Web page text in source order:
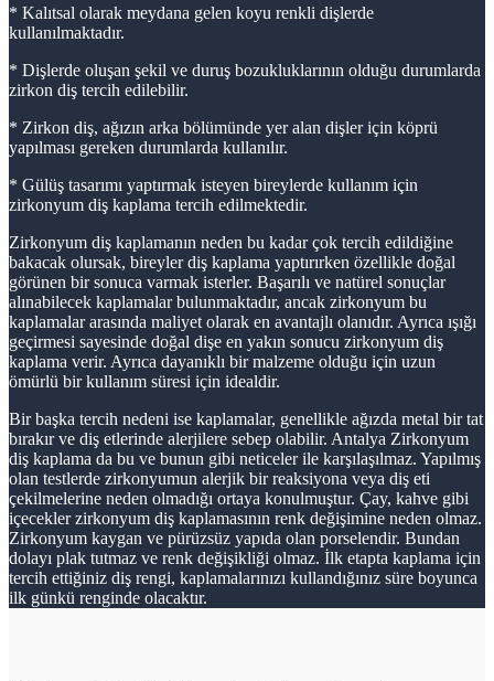
* Kalıtsal olarak meydana gelen koyu renkli dişlerde
kullanılmaktadır.
* Dişlerde oluşan şekil ve duruş bozukluklarının olduğu durumlarda
zirkon diş tercih edilebilir.
* Zirkon diş, ağızın arka bölümünde yer alan dişler için köprü
yapılması gereken durumlarda kullanılır.
* Gülüş tasarımı yaptırmak isteyen bireylerde kullanım için
zirkonyum diş kaplama tercih edilmektedir.
Zirkonyum diş kaplamanın neden bu kadar çok tercih edildiğine
bakacak olursak, bireyler diş kaplama yaptırırken özellikle doğal
görünen bir sonuca varmak isterler. Başarılı ve natürel sonuçlar
alınabilecek kaplamalar bulunmaktadır, ancak zirkonyum bu
kaplamalar arasında maliyet olarak en avantajlı olanıdır. Ayrıca ışığı
geçirmesi sayesinde doğal dişe en yakın sonucu zirkonyum diş
kaplama verir. Ayrıca dayanıklı bir malzeme olduğu için uzun
ömürlü bir kullanım süresi için idealdir.
Bir başka tercih nedeni ise kaplamalar, genellikle ağızda metal bir tat
bırakır ve diş etlerinde alerjilere sebep olabilir. Antalya Zirkonyum
diş kaplama da bu ve bunun gibi neticeler ile karşılaşılmaz. Yapılmış
olan testlerde zirkonyumun alerjik bir reaksiyona veya diş eti
çekilmelerine neden olmadığı ortaya konulmuştur. Çay, kahve gibi
içecekler zirkonyum diş kaplamasının renk değişimine neden olmaz.
Zirkonyum kaygan ve pürüzsüz yapıda olan porselendir. Bundan
dolayı plak tutmaz ve renk değişikliği olmaz. İlk etapta kaplama için
tercih ettiğiniz diş rengi, kaplamalarınızı kullandığınız süre boyunca
ilk günkü renginde olacaktır.